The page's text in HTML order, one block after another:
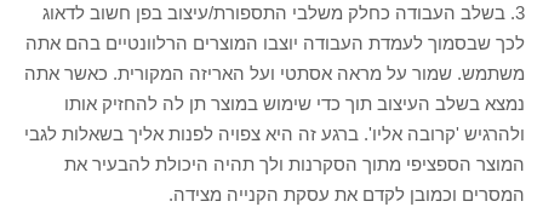
3. בשלב העבודה כחלק משלבי התספורת/עיצוב בפן חשוב לדאוג
לכך שבסמוך לעמדת העבודה יוצבו המוצרים הרלוונטיים בהם אתה
משתמש. שמור על מראה אסתטי ועל האריזה המקורית. כאשר אתה
נמצא בשלב העיצוב תוך כדי שימוש במוצר תן לה להחזיק אותו
ולהרגיש 'קרובה אליו'. ברגע זה היא צפויה לפנות אליך בשאלות לגבי
המוצר הספציפי מתוך הסקרנות ולך תהיה היכולת להבעיר את
המסרים וכמובן לקדם את עסקת הקנייה מצידה.